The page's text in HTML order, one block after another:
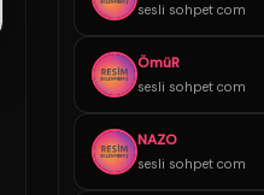
sesli sohpet com
ÖmüR
sesli sohpet com
NAZO
sesli sohpet com